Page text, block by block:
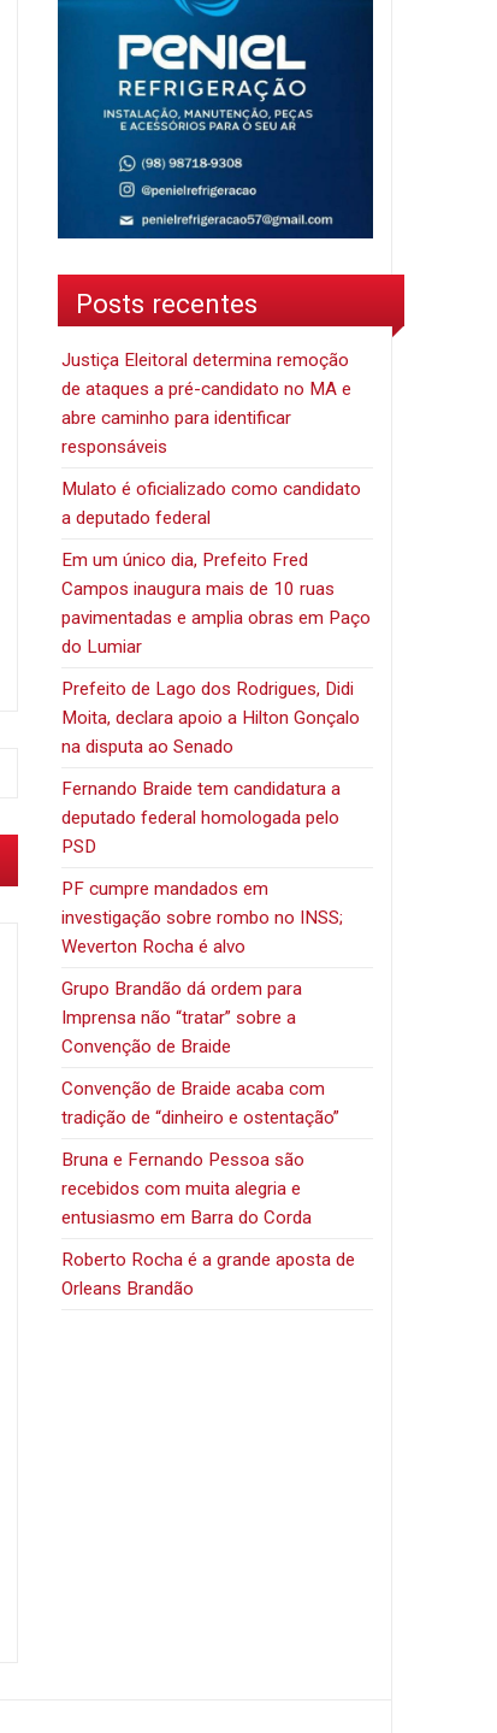
Posts recentes
Justiça Eleitoral determina remoção
de ataques a pré-candidato no MA e
abre caminho para identificar
responsáveis
Mulato é oficializado como candidato
a deputado federal
Em um único dia, Prefeito Fred
Campos inaugura mais de 10 ruas
pavimentadas e amplia obras em Paço
do Lumiar
Prefeito de Lago dos Rodrigues, Didi
Moita, declara apoio a Hilton Gonçalo
na disputa ao Senado
Fernando Braide tem candidatura a
deputado federal homologada pelo
PSD
PF cumpre mandados em
investigação sobre rombo no INSS;
Weverton Rocha é alvo
Grupo Brandão dá ordem para
Imprensa não “tratar” sobre a
Convenção de Braide
Convenção de Braide acaba com
tradição de “dinheiro e ostentação”
Bruna e Fernando Pessoa são
recebidos com muita alegria e
entusiasmo em Barra do Corda
Roberto Rocha é a grande aposta de
Orleans Brandão